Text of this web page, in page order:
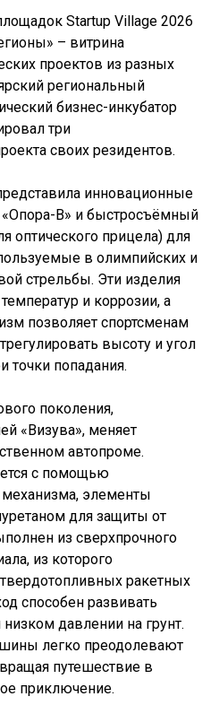
Startup Village 2026
– витрина
проектов из разных
региональный
бизнес-инкубатор
три
своих резидентов.
инновационные
В» и быстросъёмный
оптического прицела) для
в олимпийских и
стрельбы. Эти изделия
и коррозии, а
позволяет спортсменам
высоту и угол
точки попадания.
поколения,
«Визува», меняет
автопроме.
с помощью
элементы
для защиты от
из сверхпрочного
из которого
ракетных
способен развивать
давлении на грунт.
легко преодолевают
путешествие в
приключение.